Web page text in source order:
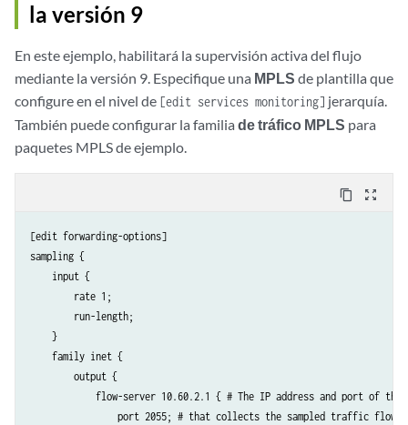
la versión 9
En este ejemplo, habilitará la supervisión activa del flujo
mediante la versión 9. Especifique una MPLS de plantilla que
configure en el nivel de [edit services monitoring] jerarquía.
También puede configurar la familia de tráfico MPLS para
paquetes MPLS de ejemplo.
content_copy zoom_out_map
[edit forwarding-options]
sampling {
    input {
        rate 1;
        run-length;
    }
    family inet {
        output {
flow-server 10.60.2.1 { # The IP address and port of the
                port 2055; # that collects the sampled traffic flows.